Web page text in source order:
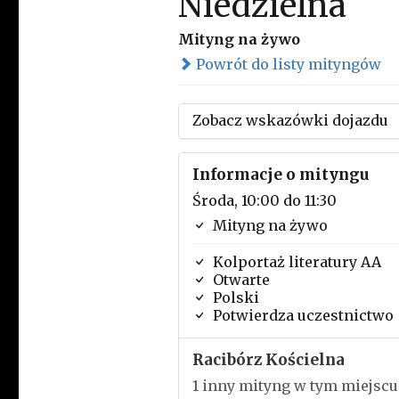
Mityng na żywo
Powrót do listy mityngów
Zobacz wskazówki dojazdu
Informacje o mityngu
Środa, 10:00 do 11:30
Mityng na żywo
Kolportaż literatury AA
Otwarte
Polski
Potwierdza uczestnictwo
Racibórz Kościelna
1 inny mityng w tym miejscu